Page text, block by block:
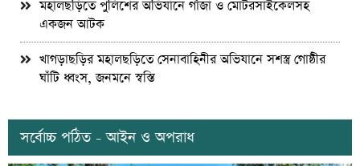
মহালছড়িতে পুলিশের অভিযানে গাঁজা ও মোটরসাইকেলসহ
একজন আটক
খাগড়াছড়ির মহালছড়িতে সেনাবাহিনীর অভিযানে সশস্ত্র গোষ্ঠীর
ঘাঁটি ধ্বংস, জনমনে স্বস্তি
সর্বোচ্চ পঠিত - আইন ও অপরাধ